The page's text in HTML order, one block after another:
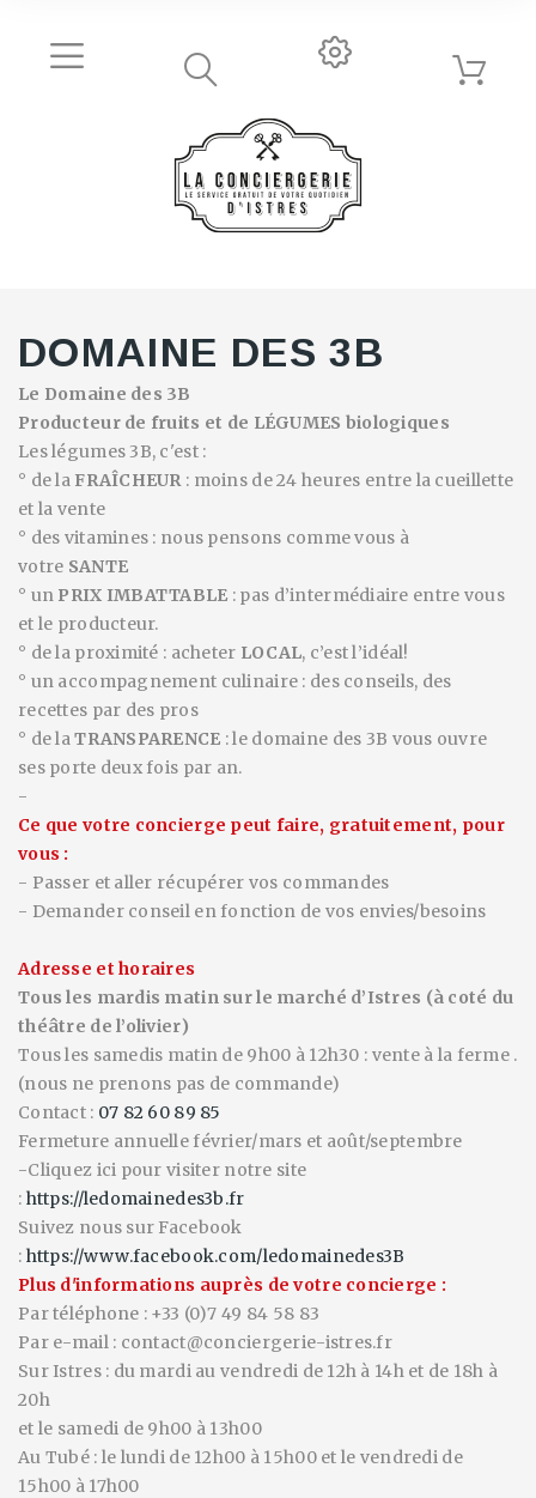
DOMAINE DES 3B
Le Domaine des 3B
Producteur de fruits et de LÉGUMES biologiques
Les légumes 3B, c'est :
° de la FRAÎCHEUR: moins de 24 heures entre la cueillette
et la vente
° des vitamines : nous pensons comme vous à
votre SANTE
° un PRIX IMBATTABLE : pas d’intermédiaire entre vous
et le producteur.
° de la proximité : acheter LOCAL, c’est l’idéal!
° un accompagnement culinaire : des conseils, des
recettes par des pros
° de laTRANSPARENCE : le domaine des 3B vous ouvre
ses porte deux fois par an.
-
Ce que votre concierge peut faire, gratuitement, pour
vous :
- Passer et aller récupérer vos commandes
- Demander conseil en fonction de vos envies/besoins
Adresse et horaires
Tous les mardis matin sur le marché d’Istres (à coté du
théâtre de l’olivier)
Tous les samedis matin de 9h00 à 12h30 : vente à la ferme .
(nous ne prenons pas de commande)
Contact : 07 82 60 89 85
Fermeture annuelle février/mars et août/septembre
-Cliquez ici pour visiter notre site
: https://ledomainedes3b.fr
Suivez nous sur Facebook
: https://www.facebook.com/ledomainedes3B
Plus d'informations auprès de votre concierge :
Par téléphone : +33 (0)7 49 84 58 83
Par e-mail : contact@conciergerie-istres.fr
Sur Istres : du mardi au vendredi de 12h à 14h et de 18h à
20h
et le samedi de 9h00 à 13h00
Au Tubé : le lundi de 12h00 à 15h00 et le vendredi de
15h00 à 17h00